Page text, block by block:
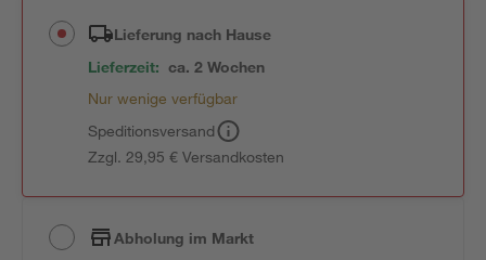
Lieferung nach Hause
Lieferzeit: ca. 2 Wochen
Nur wenige verfügbar
Speditionsversand
Zzgl. 29,95 € Versandkosten
Abholung im Markt